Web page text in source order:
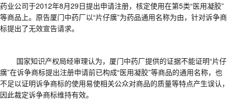
药业公司于2012年8月29日提出申请注册，核定使用在第5类“医用凝胶”
等商品上。原告厦门中药厂以“片仔癀”为药品通用名称为由，针对诉争商
标提出了无效宣告请求。
国家知识产权局经审理认为，厦门中药厂提供的证据不能证明“片仔
癀”在诉争商标提出注册申请前已构成“医用凝胶”等商品的通用名称，也
不足以证明诉争商标的使用易使相关公众对商品的质量等特点产生误认，
因此裁定诉争商标维持有效。